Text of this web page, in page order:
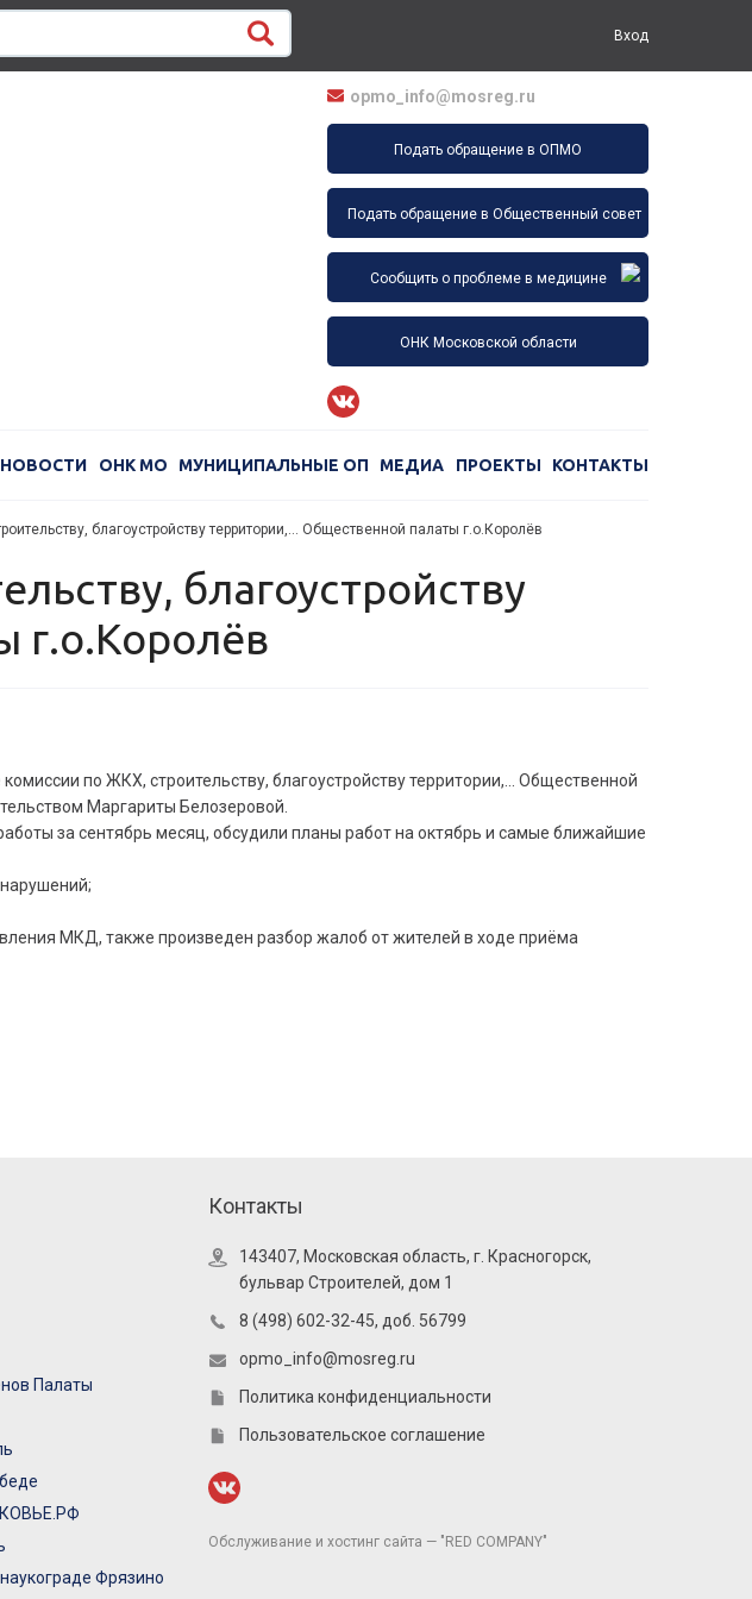
Вход
opmo_info@mosreg.ru
Подать обращение в ОПМО
Подать обращение в Общественный совет
Сообщить о проблеме в медицине
ОНК Московской области
ОНК МО МУНИЦИПАЛЬНЫЕ ОП МЕДИА ПРОЕКТЫ КОНТАКТЫ
благоустройству территории,... Общественной палаты г.о.Королёв
г.о.Королёв
по ЖКХ, строительству, благоустройству территории,... Общественной
Маргариты Белозеровой.
за сентябрь месяц, обсудили планы работ на октябрь и самые ближайшие
МКД, также произведен разбор жалоб от жителей в ходе приёма
Палаты
Фрязино
Контакты
143407, Московская область, г. Красногорск,
бульвар Строителей, дом 1
8 (498) 602-32-45, доб. 56799
opmo_info@mosreg.ru
Политика конфиденциальности
Пользовательское соглашение
Обслуживание и хостинг сайта — "RED COMPANY"